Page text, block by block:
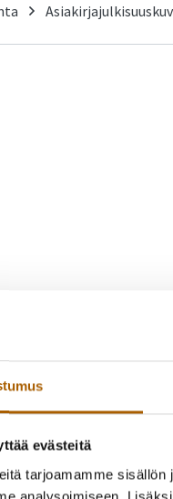
evästeitä
tarjoamamme